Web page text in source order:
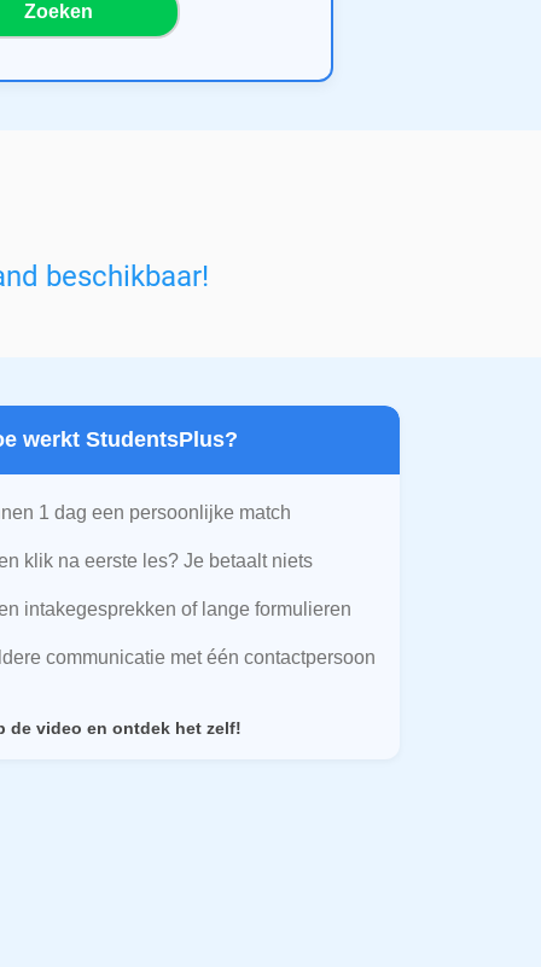
Zoeken
beschikbaar!
werkt StudentsPlus?
1 dag een persoonlijke match
klik na eerste les? Je betaalt niets
intakegesprekken of lange formulieren
communicatie met één contactpersoon
de video en ontdek het zelf!